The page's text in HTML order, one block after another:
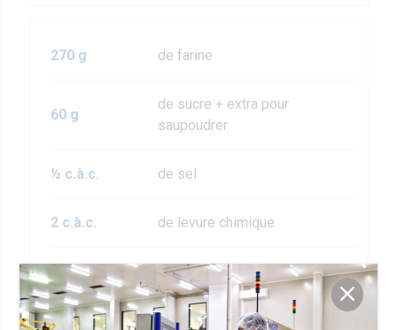
270 g de farine
60 g
de sucre + extra pour
saupoudrer
½ c.à.c. de sel
2 c.à.c. de levure chimique
¼ c.à.c. de bicarbonate de soude
1 c.à.c. de levure chimique